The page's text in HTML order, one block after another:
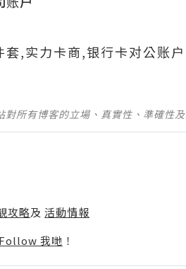
,实力卡商,银行卡对公账户
所有博客的立場、真實性、準確性
攻略及 活動情報
Follow 我哋 ！